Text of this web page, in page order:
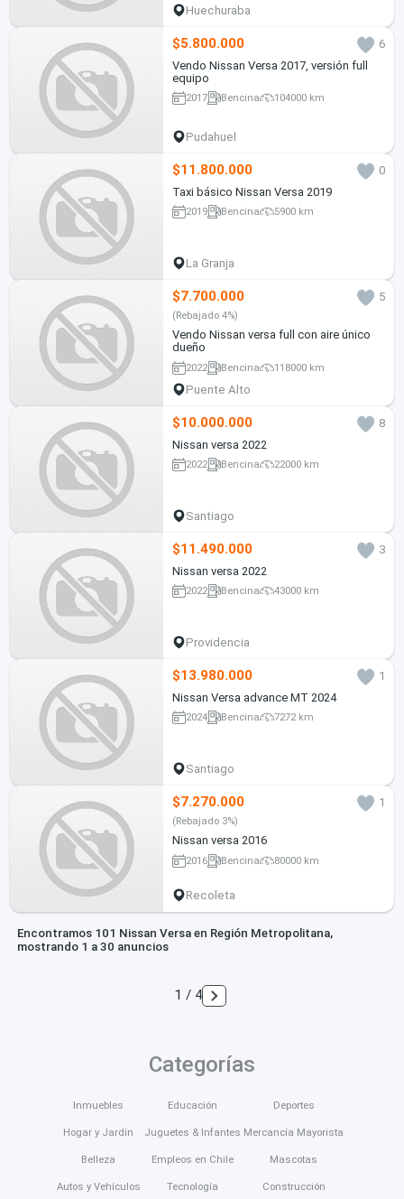
Huechuraba
$5.800.000
6
Vendo Nissan Versa 2017, versión full
equipo
2017 Bencina 104000 km
Pudahuel
$11.800.000
0
Taxi básico Nissan Versa 2019
2019 Bencina 5900 km
La Granja
$7.700.000 5
(Rebajado 4%)
Vendo Nissan versa full con aire único
dueño
2022 Bencina 118000 km
Puente Alto
$10.000.000
8
Nissan versa 2022
2022 Bencina 22000 km
Santiago
$11.490.000
3
Nissan versa 2022
2022 Bencina 43000 km
Providencia
$13.980.000
1
Nissan Versa advance MT 2024
2024 Bencina 7272 km
Santiago
$7.270.000 1
(Rebajado 3%)
Nissan versa 2016
2016 Bencina 80000 km
Recoleta
Encontramos 101 Nissan Versa en Región Metropolitana,
mostrando 1 a 30 anuncios
1 / 4
Categorías
Inmuebles
Hogar y Jardín
Belleza
Autos y Vehículos
Educación
Juguetes & Infantes
Empleos en Chile
Tecnología
Deportes
Mercancía Mayorista
Mascotas
Construcción